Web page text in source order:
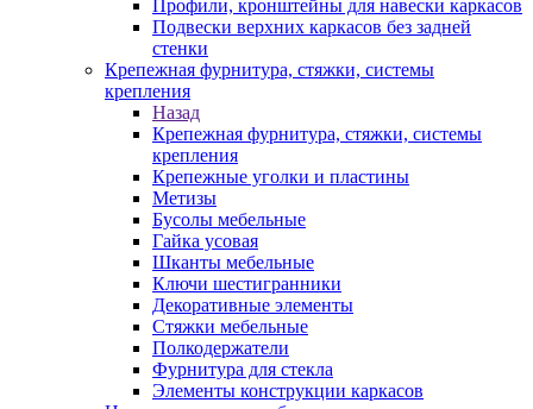
Профили, кронштейны для навески каркасов
Подвески верхних каркасов без задней
стенки
Крепежная фурнитура, стяжки, системы
крепления
Назад
Крепежная фурнитура, стяжки, системы
крепления
Крепежные уголки и пластины
Метизы
Бусолы мебельные
Гайка усовая
Шканты мебельные
Ключи шестигранники
Декоративные элементы
Стяжки мебельные
Полкодержатели
Фурнитура для стекла
Элементы конструкции каркасов